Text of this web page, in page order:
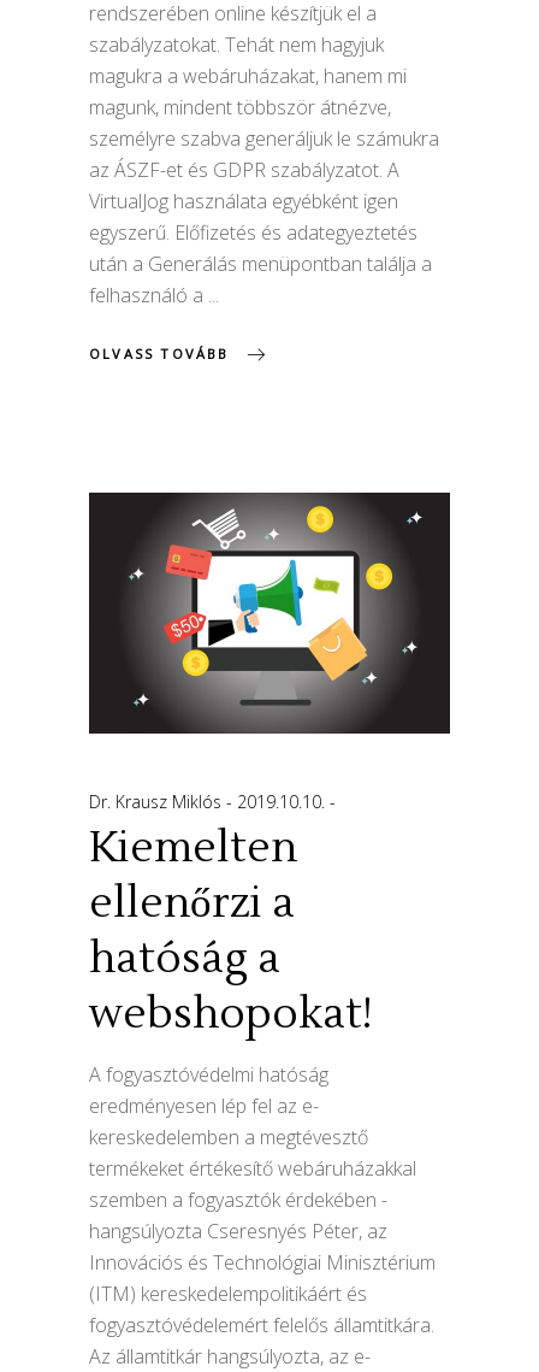
rendszerében online készítjük el a
szabályzatokat. Tehát nem hagyjuk
magukra a webáruházakat, hanem mi
magunk, mindent többször átnézve,
személyre szabva generáljuk le számukra
az ÁSZF-et és GDPR szabályzatot. A
VirtualJog használata egyébként igen
egyszerű. Előfizetés és adategyeztetés
után a Generálás menüpontban találja a
felhasználó a
OLVASS TOVÁBB
Dr. Krausz Miklós 2019.10.10.
Kiemelten
ellenőrzi a
hatóság a
webshopokat!
A fogyasztóvédelmi hatóság
eredményesen lép fel az e-
kereskedelemben a megtévesztő
termékeket értékesítő webáruházakkal
szemben a fogyasztók érdekében -
hangsúlyozta Cseresnyés Péter, az
Innovációs és Technológiai Minisztérium
(ITM) kereskedelempolitikáért és
fogyasztóvédelemért felelős államtitkára.
Az államtitkár hangsúlyozta, az e-